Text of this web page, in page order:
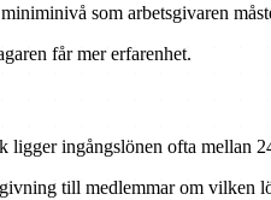
som arbetsgivaren
får mer erfarenhet.
ingångslönen ofta mellan
till medlemmar om vilken